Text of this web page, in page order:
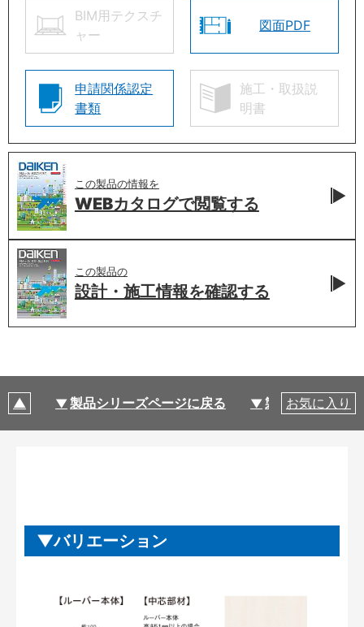
BIM用テクスチ
ャー
図面PDF
申請関係認定
書類
施工・取扱説
明書
この製品の情報を
WEBカタログで閲覧する
この製品の
設計・施工情報を確認する
製品シリーズページに戻る 製品仕様
お気に入り
バリエーション